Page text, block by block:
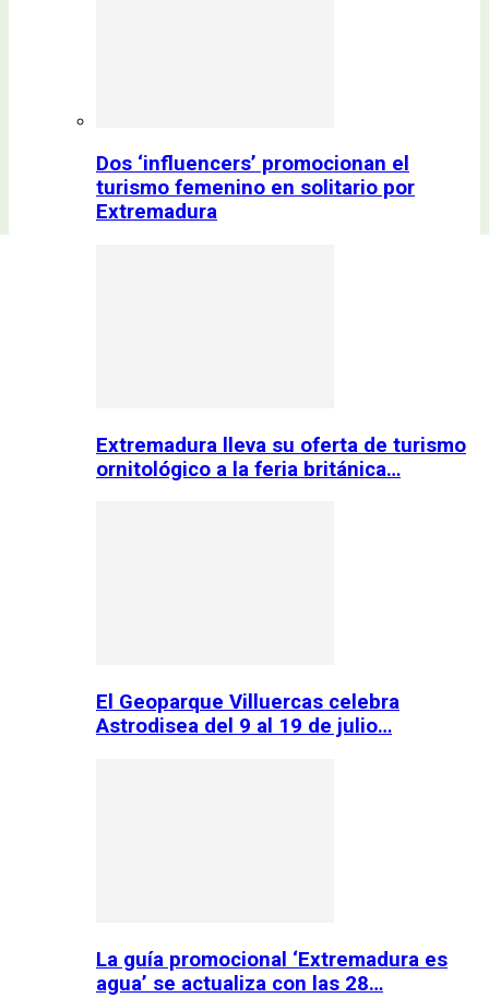
Dos ‘influencers’ promocionan el
turismo femenino en solitario por
Extremadura
Extremadura lleva su oferta de turismo
ornitológico a la feria británica…
El Geoparque Villuercas celebra
Astrodisea del 9 al 19 de julio…
La guía promocional ‘Extremadura es
agua’ se actualiza con las 28…